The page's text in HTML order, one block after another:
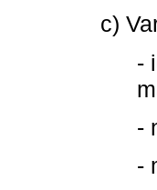
c)
-
-
-